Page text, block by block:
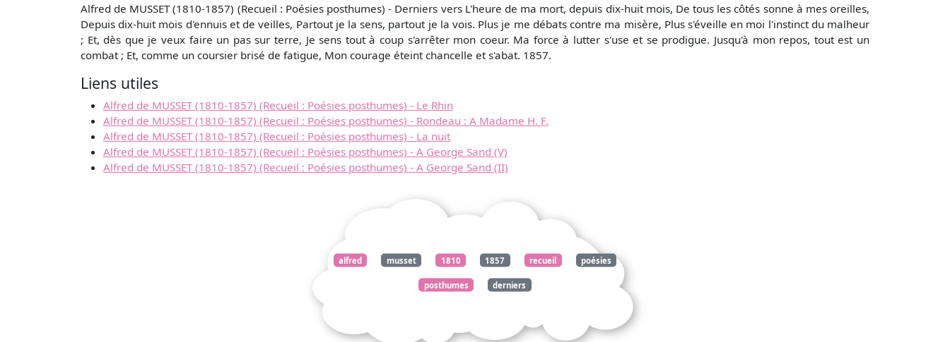
Alfred de MUSSET (1810-1857) (Recueil : Poésies posthumes) - Derniers vers L'heure de ma mort, depuis dix-huit mois, De tous les côtés sonne à mes oreilles,
Depuis dix-huit mois d'ennuis et de veilles, Partout je la sens, partout je la vois. Plus je me débats contre ma misère, Plus s'éveille en moi l'instinct du malheur
; Et, dès que je veux faire un pas sur terre, Je sens tout à coup s'arrêter mon coeur. Ma force à lutter s'use et se prodigue. Jusqu'à mon repos, tout est un
combat ; Et, comme un coursier brisé de fatigue, Mon courage éteint chancelle et s'abat. 1857.
Liens utiles
Alfred de MUSSET (1810-1857) (Recueil : Poésies posthumes) - Le Rhin
Alfred de MUSSET (1810-1857) (Recueil : Poésies posthumes) - Rondeau : A Madame H. F.
Alfred de MUSSET (1810-1857) (Recueil : Poésies posthumes) - La nuit
Alfred de MUSSET (1810-1857) (Recueil : Poésies posthumes) - A George Sand (V)
Alfred de MUSSET (1810-1857) (Recueil : Poésies posthumes) - A George Sand (II)
alfred musset 1810 1857 recueil poésies
posthumes derniers